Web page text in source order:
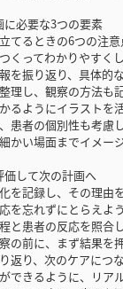
必要な3つの要素
るときの6つの注意
ってわかりやすく
振り返り、具体的
し、観察の方法も
ようにイラストを
者の個別性も考慮
い場面までイメー
して次の計画へ
記録し、その理由
忘れずにとらえよう
患者の反応を照合
前に、まず結果を
り、次のケアにつ
きるように、リア